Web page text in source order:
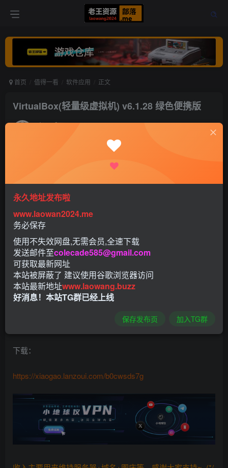
首页 值得一看 软件应用 正文
VirtualBox(轻量级虚拟机) v6.1.28 绿色便携版
老王 打赏
软件介绍：
Oracle VM VirtualBox – 免费开源轻量级虚拟机软件。
VirtualBox虚拟电脑软件主要优势是完全免费，而且性能稳
定，它可以在Linux和Windows平台中运行，可以在其主机上
下载：
https://xiaogao.lanzoui.com/b0cwsds7g
永久地址发布啦
www.laowan2024.me
务必保存
使用不失效网盘,无需会员,全速下载
发送邮件至colecade585@gmail.com
可获取最新网址
本站被屏蔽了 建议使用谷歌浏览器访问
本站最新地址www.laowang.buzz
好消息！本站TG群已经上线
保存发布页 加入TG群